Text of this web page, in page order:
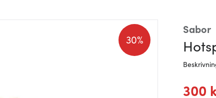
Sabor
30%
300